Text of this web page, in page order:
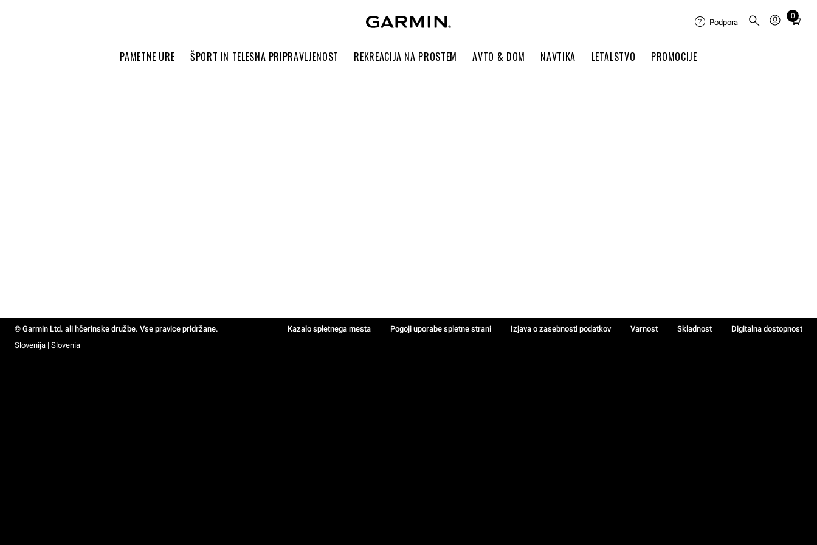
PAMETNE URE ŠPORT IN TELESNA PRIPRAVLJENOST REKREACIJA NA PROSTEM AVTO & DOM NAVTIKA LETALSTVO PROMOCIJE
Podpora
0
Total
in
© Garmin Ltd. ali hčerinske družbe. Vse pravice pridržane. Kazalo spletnega mesta Pogoji uporabe spletne strani Izjava o zasebnosti podatkov Varnost Skladnost
Digitalna dostopnost
Slovenija | Slovenia